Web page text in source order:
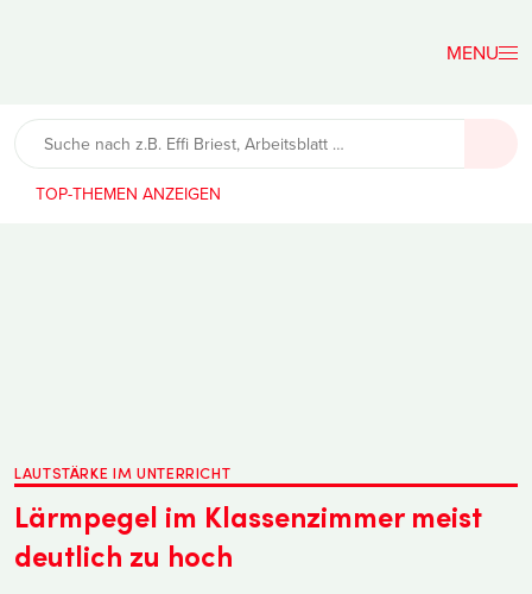
Lehrerfreund
TOP-THEMEN
LAUTSTÄRKE IM UNTERRICHT
Lärmpegel im Klassenzimmer meist
deutlich zu hoch